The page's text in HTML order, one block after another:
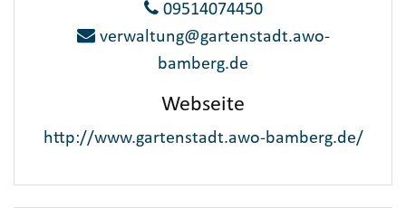
09514074450
verwaltung@gartenstadt.awo-
bamberg.de
Webseite
http://www.gartenstadt.awo-bamberg.de/